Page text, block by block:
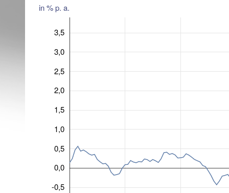
in % p. a.
-0,5
0,0
0,5
1,0
1,5
2,0
2,5
3,0
3,5